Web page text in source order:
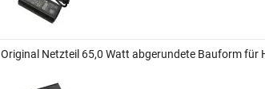
Original Netzteil 65,0 Watt abgerundete Bauform für